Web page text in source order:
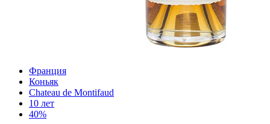
Франция
Коньяк
Chateau de Montifaud
10 лет
40%